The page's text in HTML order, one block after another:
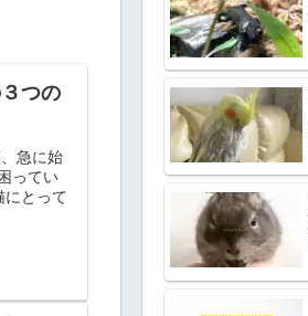
つの
急に始
ってい
にとって